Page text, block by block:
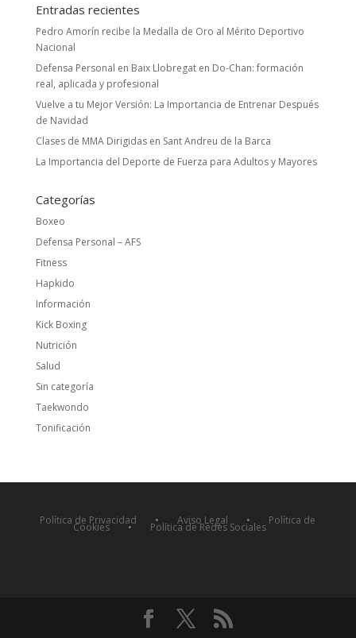
Entradas recientes
Pedro Amorín recibe la Medalla de Oro al Mérito Deportivo
Nacional
Defensa Personal en Baix Llobregat en Do-Chan: formación
real, aplicada y profesional
Vuelve a tu Mejor Versión: La Importancia de Entrenar Después
de Navidad
Clases de MMA Dirigidas en Sant Andreu de la Barca
La Importancia del Deporte de Fuerza para Adultos y Mayores
Categorías
Boxeo
Defensa Personal – AFS
Fitness
Hapkido
Información
Kick Boxing
Nutrición
Salud
Sin categoría
Taekwondo
Tonificación
Política de Privacidad • Aviso Legal • Política de
Cookies • Política de Redes Sociales